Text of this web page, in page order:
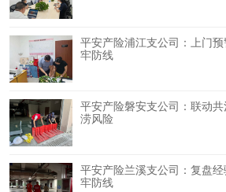
平安产险浦江支公司：上门
牢防线
平安产险磐安支公司：联动
涝风险
平安产险兰溪支公司：复盘
牢防线